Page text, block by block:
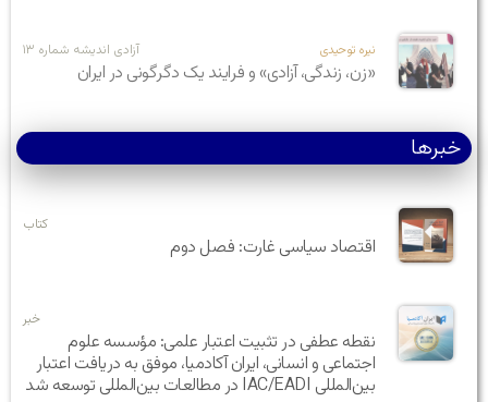
نیره توحیدی آزادی اندیشه شماره ۱۳
«زن، زندگی، آزادی» و فرایند یک دگرگونی در ایران
خبرها
کتاب
اقتصاد سیاسی غارت: فصل دوم
خبر
نقطه عطفی در تثبیت اعتبار علمی: مؤسسه علوم
اجتماعی و انسانی، ایران آکادمیا، موفق به دریافت اعتبار
بین‌المللی IAC/EADI در مطالعات بین‌المللی توسعه شد